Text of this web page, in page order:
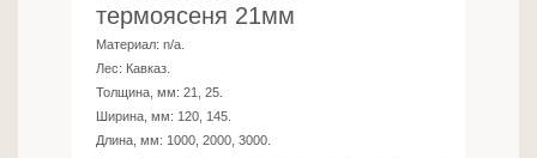
термоясеня 21мм
Материал: n/a
Лес: Кавказ
Толщина, мм: 21, 25
Ширина, мм: 120, 145
Длина, мм: 1000, 2000, 3000